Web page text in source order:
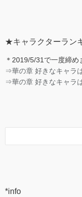
★キャラクターラン
＊2019/5/31で一度締め
⇒華の章 好きなキャラ
⇒華の章 好きなキャラ
*info